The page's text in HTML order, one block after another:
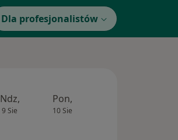
Dla profesjonalistów
Ndz,
9 Sie
Pon,
10 Sie